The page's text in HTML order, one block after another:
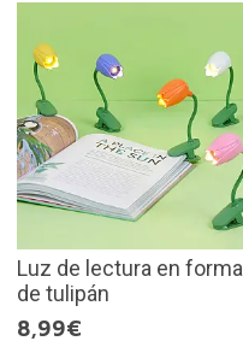
Luz de lectura en forma
de tulipán
8,99€